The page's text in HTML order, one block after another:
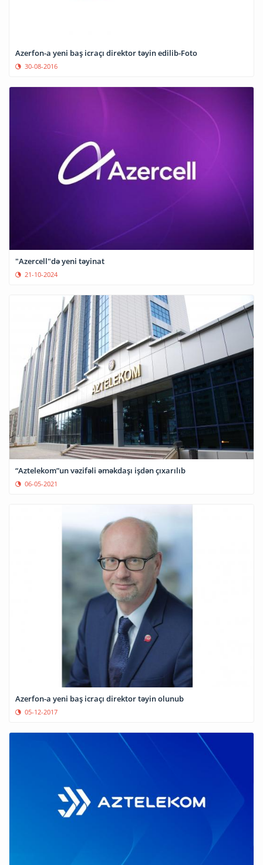
Azerfon-a yeni baş icraçı direktor təyin edilib-Foto
30-08-2016
"Azercell"də yeni təyinat
21-10-2024
“Aztelekom”un vəzifəli əməkdaşı işdən çıxarılıb
06-05-2021
Azerfon-a​ yeni baş icraçı direktor təyin olunub
05-12-2017